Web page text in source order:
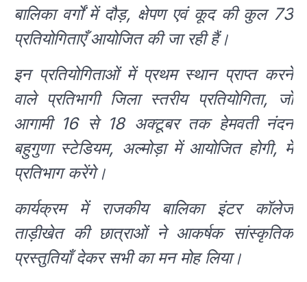
बालिका वर्गों में दौड़, क्षेपण एवं कूद की कुल 73
प्रतियोगिताएँ आयोजित की जा रही हैं।
इन प्रतियोगिताओं में प्रथम स्थान प्राप्त करने
वाले प्रतिभागी जिला स्तरीय प्रतियोगिता, जो
आगामी 16 से 18 अक्टूबर तक हेमवती नंदन
बहुगुणा स्टेडियम, अल्मोड़ा में आयोजित होगी, में
प्रतिभाग करेंगे।
कार्यक्रम में राजकीय बालिका इंटर कॉलेज
ताड़ीखेत की छात्राओं ने आकर्षक सांस्कृतिक
प्रस्तुतियाँ देकर सभी का मन मोह लिया।